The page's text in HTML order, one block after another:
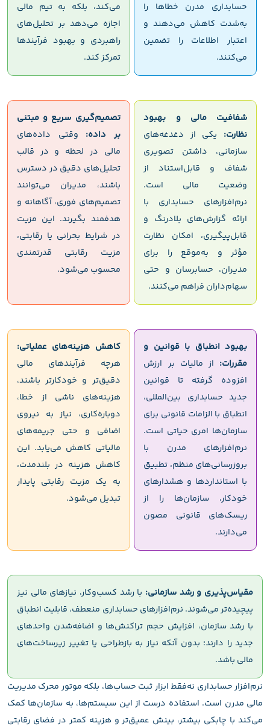
حسابداری مدرن خطاها را
به‌شدت کاهش می‌دهند و
اعتبار اطلاعات را تضمین
می‌کنند.
می‌کند، بلکه به تیم مالی
اجازه می‌دهد بر تحلیل‌های
راهبردی و بهبود فرآیندها
تمرکز کند.
شفافیت مالی و بهبود
نظارت: یکی از دغدغه‌های
سازمانی، داشتن تصویری
شفاف و قابل‌استناد از
وضعیت مالی است.
نرم‌افزارهای حسابداری با
ارائه گزارش‌های بلادرنگ و
قابل‌پیگیری، امکان نظارت
مؤثر و به‌موقع را برای
مدیران، حسابرسان و حتی
سهام‌داران فراهم می‌کنند.
تصمیم‌گیری سریع و مبتنی
بر داده: وقتی داده‌های
مالی در لحظه و در قالب
تحلیل‌های دقیق در دسترس
باشند، مدیران می‌توانند
تصمیم‌های فوری، آگاهانه و
هدفمند بگیرند. این مزیت
در شرایط بحرانی یا رقابتی،
مزیت رقابتی قدرتمندی
محسوب می‌شود.
بهبود انطباق با قوانین و
مقررات: از مالیات بر ارزش
افزوده گرفته تا قوانین
جدید حسابداری بین‌المللی،
انطباق با الزامات قانونی برای
سازمان‌ها امری حیاتی است.
نرم‌افزارهای مدرن با
بروزرسانی‌های منظم، تطبیق
با استانداردها و هشدارهای
خودکار، سازمان‌ها را از
ریسک‌های قانونی مصون
می‌دارند.
کاهش هزینه‌های عملیاتی:
هرچه فرآیندهای مالی
دقیق‌تر و خودکارتر باشند،
هزینه‌های ناشی از خطا،
دوباره‌کاری، نیاز به نیروی
اضافی و حتی جریمه‌های
مالیاتی کاهش می‌یابد. این
کاهش هزینه در بلندمدت،
به یک مزیت رقابتی پایدار
تبدیل می‌شود.
مقیاس‌پذیری و رشد سازمانی: با رشد کسب‌وکار، نیازهای مالی نیز
پیچیده‌تر می‌شوند. نرم‌افزارهای حسابداری منعطف، قابلیت انطباق
با رشد سازمان، افزایش حجم تراکنش‌ها و اضافه‌شدن واحدهای
جدید را دارند؛ بدون آنکه نیاز به بازطراحی یا تغییر زیرساخت‌های
مالی باشد.
نرم‌افزار حسابداری نه‌فقط ابزار ثبت حساب‌ها، بلکه موتور محرک مدیریت
مالی مدرن است. استفاده درست از این سیستم‌ها، به سازمان‌ها کمک
می‌کند با چابکی بیشتر، بینش عمیق‌تر و هزینه کمتر در فضای رقابتی